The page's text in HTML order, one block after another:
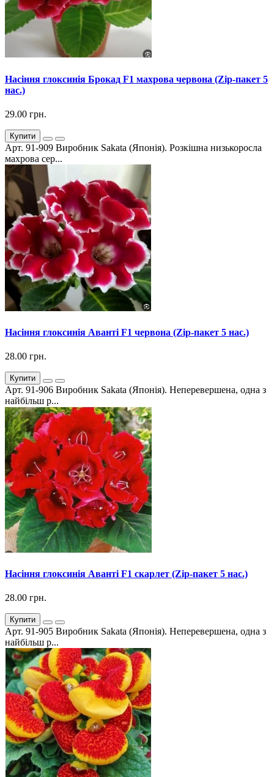
Насіння глоксинія Брокад F1 махрова червона (Zip-пакет 5
нас.)
29.00 грн.
Купити
Арт. 91-909 Виробник Sakata (Японія). Розкішна низькоросла
махрова сер...
Насіння глоксинія Аванті F1 червона (Zip-пакет 5 нас.)
28.00 грн.
Купити
Арт. 91-906 Виробник Sakata (Японія). Неперевершена, одна з
найбільш р...
Насіння глоксинія Аванті F1 скарлет (Zip-пакет 5 нас.)
28.00 грн.
Купити
Арт. 91-905 Виробник Sakata (Японія). Неперевершена, одна з
найбільш р...